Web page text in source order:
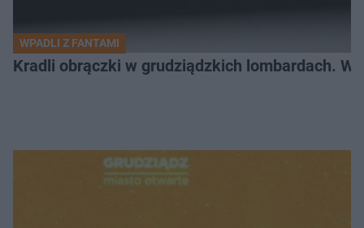
WPADLI Z FANTAMI
Kradli obrączki w grudziądzkich lombardach.